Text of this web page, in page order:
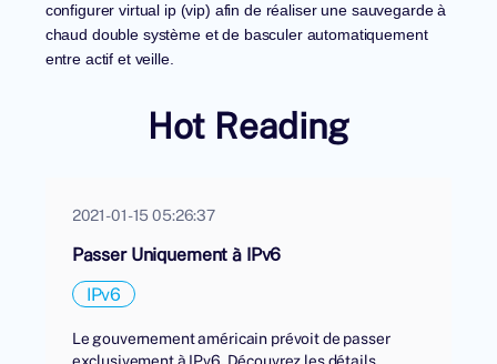
configurer virtual ip (vip) afin de réaliser une sauvegarde à
chaud double système et de basculer automatiquement
entre actif et veille.
Hot Reading
2021-01-15 05:26:37
Passer Uniquement à IPv6
IPv6
Le gouvernement américain prévoit de passer
exclusivement à IPv6. Découvrez les détails.